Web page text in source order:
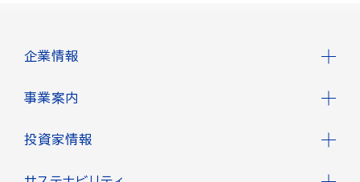
企業情報
事業案内
投資家情報